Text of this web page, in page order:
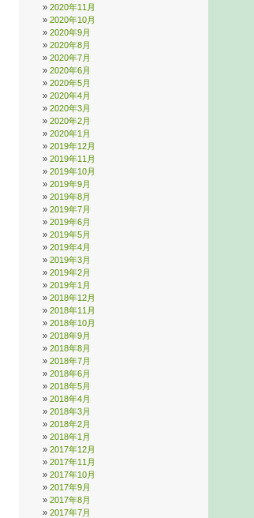
2020年11月
2020年10月
2020年9月
2020年8月
2020年7月
2020年6月
2020年5月
2020年4月
2020年3月
2020年2月
2020年1月
2019年12月
2019年11月
2019年10月
2019年9月
2019年8月
2019年7月
2019年6月
2019年5月
2019年4月
2019年3月
2019年2月
2019年1月
2018年12月
2018年11月
2018年10月
2018年9月
2018年8月
2018年7月
2018年6月
2018年5月
2018年4月
2018年3月
2018年2月
2018年1月
2017年12月
2017年11月
2017年10月
2017年9月
2017年8月
2017年7月